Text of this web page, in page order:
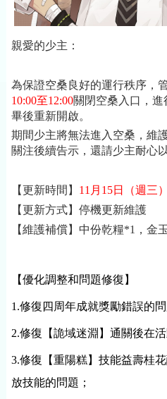
親愛的少主：
為保證空桑良好的運行秩序，
10:00至12:00關閉空桑入口，
畢後重新開啟。
期間少主將無法進入空桑，維
關注後續告示，還請少主耐心
【更新時間】 11月15日
（週三
【更新方式】停機更新維護
【維護補償】中份乾糧*1，金
【優化調整和問題修復】
1.修復四周年成就獎勵錯誤的問
2.修復【詭域迷淵】通關後在
3.修復【重陽糕】技能益壽桂
放技能的問題；